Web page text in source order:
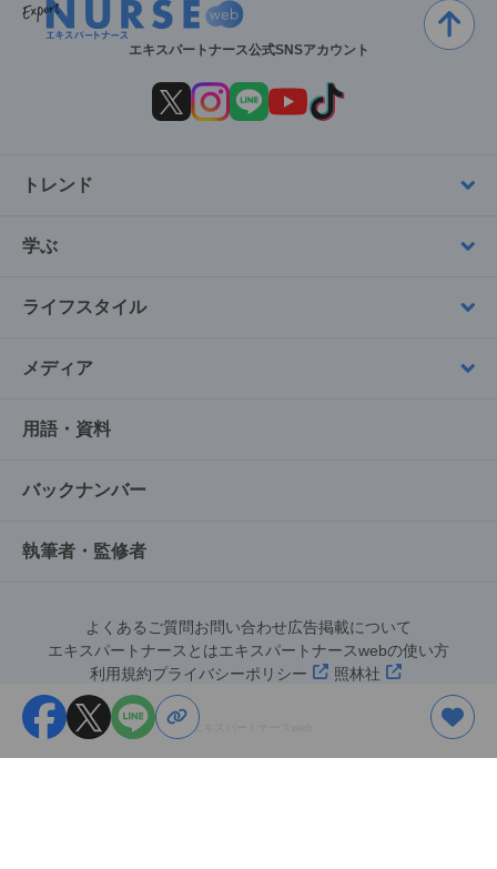
エキスパートナース公式SNSアカウント
トレンド
学ぶ
ライフスタイル
メディア
用語・資料
バックナンバー
執筆者・監修者
よくあるご質問お問い合わせ広告掲載について
エキスパートナースとはエキスパートナースwebの使い方
利用規約プライバシーポリシー 照林社
©︎エキスパートナースweb